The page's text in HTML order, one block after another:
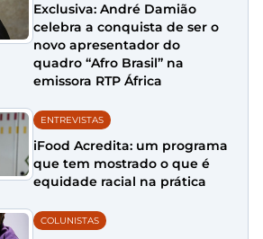
Exclusiva: André Damião
celebra a conquista de ser o
novo apresentador do
quadro “Afro Brasil” na
emissora RTP África
ENTREVISTAS
iFood Acredita: um programa
que tem mostrado o que é
equidade racial na prática
COLUNISTAS